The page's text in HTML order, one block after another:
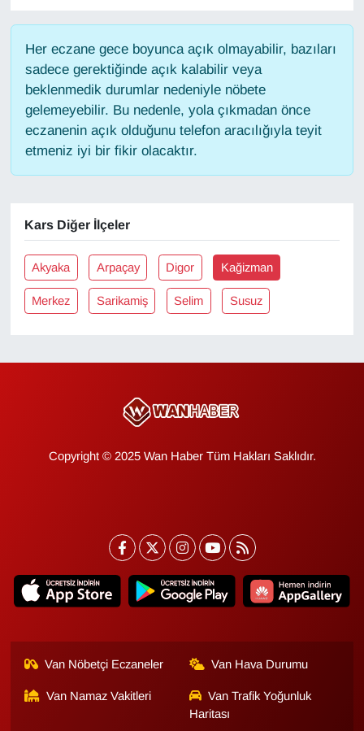
Her eczane gece boyunca açık olmayabilir, bazıları
sadece gerektiğinde açık kalabilir veya
beklenmedik durumlar nedeniyle nöbete
gelemeyebilir. Bu nedenle, yola çıkmadan önce
eczanenin açık olduğunu telefon aracılığıyla teyit
etmeniz iyi bir fikir olacaktır.
Kars Diğer İlçeler
Akyaka Arpaçay Digor Kağizman
Merkez Sarikamiş Selim Susuz
Copyright © 2025 Wan Haber Tüm Hakları Saklıdır.
Van Nöbetçi Eczaneler Van Hava Durumu
Van Namaz Vakitleri
Van Trafik Yoğunluk
Haritası
Haber
HABERDE İNSAN
Kim Kimdir?
MEDYA
POLİTİKA
Resmi İlanlar
SAĞLIK
Seri İlan